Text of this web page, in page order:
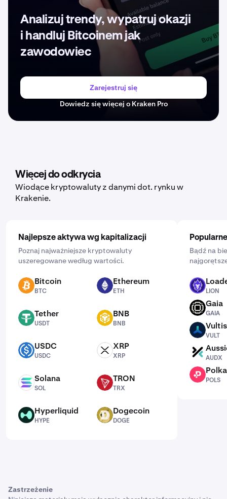
Analizuj trendy, wypatruj okazji
i handluj Bitcoinem jak
zawodowiec
Zarejestruj się
Dowiedz się więcej o Kraken Pro
Więcej do odkrycia
Wiodące kryptowaluty z danymi dot. rynku w
Krakenie.
Najlepsze aktywa wg kapitalizacji
Poznaj najważniejsze kryptowaluty
uszeregowane według wartości.
BTC Bitcoin
BTC
ETH Ethereum
ETH
USDT Tether
USDT
BNB BNB
BNB
USDC USDC
USDC
XRP XRP
XRP
SOL Solana
SOL
TRX TRON
TRX
HYPE Hyperliquid
HYPE
DOGE Dogecoin
DOGE
Bądź na
LION
LION
Gaia
GAIA
VULT
VULT
AUDX
AUDX
POLS
POLS
Zastrzeżenie